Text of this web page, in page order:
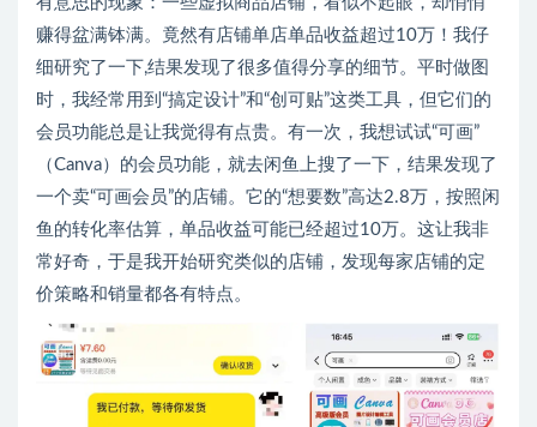
赚得盆满钵满。竟然有店铺单店单品收益超过10万！我仔
细研究了一下,结果发现了很多值得分享的细节。平时做图
时，我经常用到“搞定设计”和“创可贴”这类工具，但它们的
会员功能总是让我觉得有点贵。有一次，我想试试“可画”
（Canva）的会员功能，就去闲鱼上搜了一下，结果发现了
一个卖“可画会员”的店铺。它的“想要数”高达2.8万，按照闲
鱼的转化率估算，单品收益可能已经超过10万。这让我非
常好奇，于是我开始研究类似的店铺，发现每家店铺的定
价策略和销量都各有特点。